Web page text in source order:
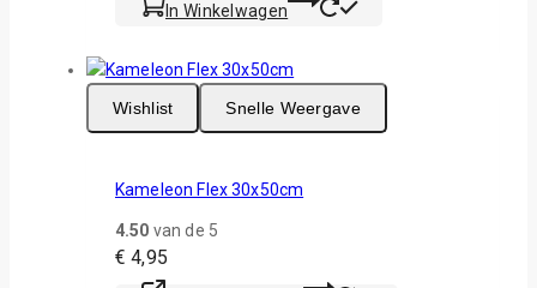
In Winkelwagen
Wishlist Snelle Weergave
Kameleon Flex 30x50cm
4.50 van de 5
€ 4,95